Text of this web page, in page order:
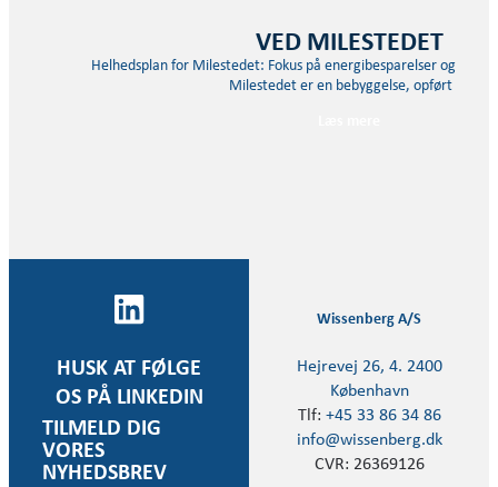
VED MILESTEDET
Helhedsplan for Milestedet: Fokus på energibesparelser og
Milestedet er en bebyggelse, opført i…
HUSK AT FØLGE
OS PÅ LINKEDIN
TILMELD DIG
VORES
NYHEDSBREV
Wissenberg A/S
Hejrevej 26, 4. 2400
København
Tlf: +45 33 86 34 86
info@wissenberg.dk
CVR: 26369126